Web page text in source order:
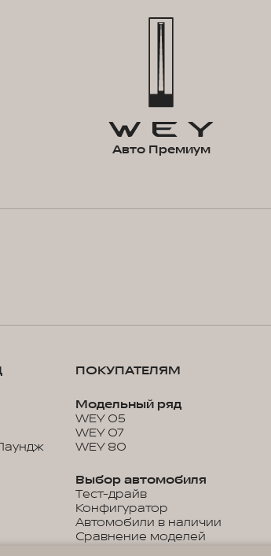
Авто Премиум
ПОКУПАТЕЛЯМ
Модельный ряд
WEY 05
WEY 07
WEY 80
Выбор автомобиля
Тест-драйв
Конфигуратор
Автомобили в наличии
Сравнение моделей